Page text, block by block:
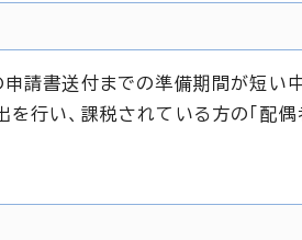
請書送付までの準備期間が短い
行い、課税されている方の「配